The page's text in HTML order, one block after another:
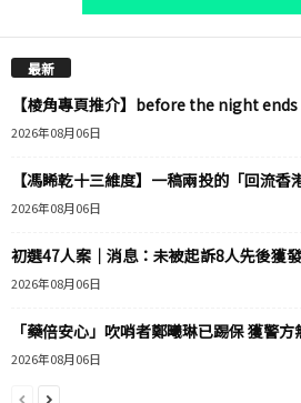
最新
【棱角專頁推介】before the night ends
2026年08月06日
【馮睎乾十三維度】一稿兩投的「回流香
2026年08月06日
初選47人案｜消息：未被起訴8人先後獲
2026年08月06日
「藥倍安心」吹哨者鄭曦琳已踢保 獲警
2026年08月06日